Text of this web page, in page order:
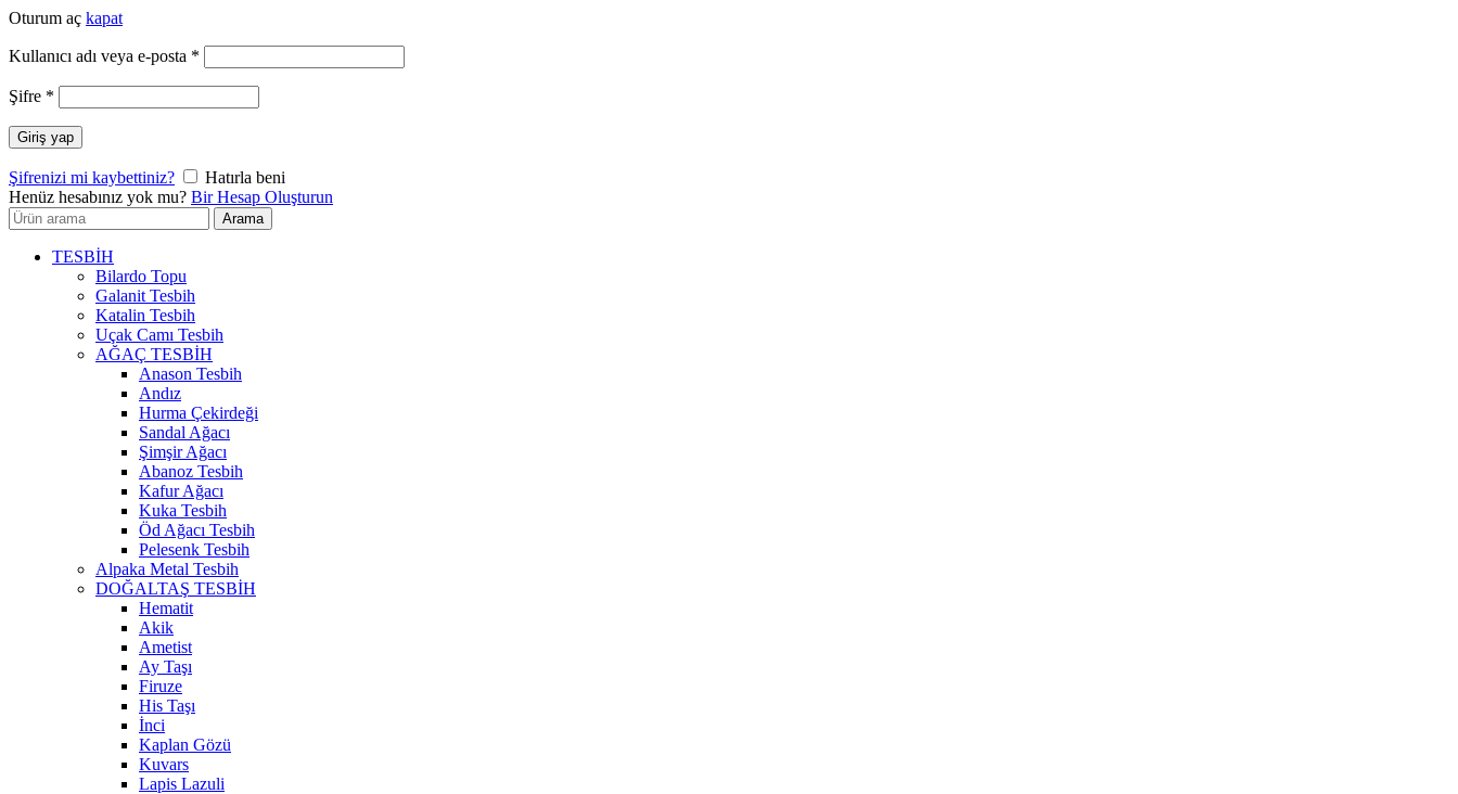
Oturum aç kapat
Kullanıcı adı veya e-posta *
Şifre *
Giriş yap
Şifrenizi mi kaybettiniz?
Hatırla beni
Henüz hesabınız yok mu? Bir Hesap Oluşturun
Arayın:
Arama
TESBİH
Bilardo Topu
Galanit Tesbih
Katalin Tesbih
Uçak Camı Tesbih
AĞAÇ TESBİH
Anason Tesbih
Andız
Hurma Çekirdeği
Sandal Ağacı
Şimşir Ağacı
Abanoz Tesbih
Kafur Ağacı
Kuka Tesbih
Öd Ağacı Tesbih
Pelesenk Tesbih
Alpaka Metal Tesbih
DOĞALTAŞ TESBİH
Hematit
Akik
Ametist
Ay Taşı
Firuze
His Taşı
İnci
Kaplan Gözü
Kuvars
Lapis Lazuli